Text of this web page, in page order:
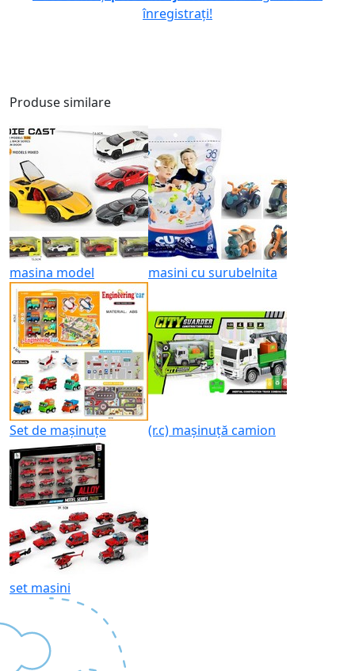
înregistrați!
Produse similare
masina model masini cu surubelnita
Set de mașinuțe (r.c) mașinuță camion
set masini